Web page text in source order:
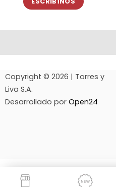
Copyright © 2026 | Torres y
Liva S.A.
Desarrollado por Open24